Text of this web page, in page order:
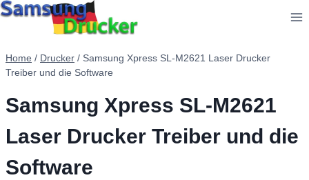
Zum
Home / Drucker / Samsung Xpress SL-M2621 Laser Drucker
Treiber und die Software
Samsung Xpress SL-M2621
Laser Drucker Treiber und die
Software